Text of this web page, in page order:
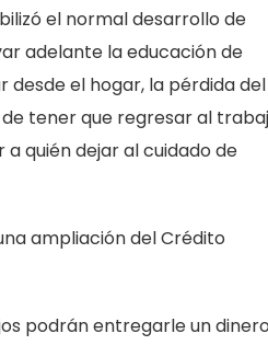
el normal desarrollo de
adelante la educación de
desde el hogar, la pérdida del
tener que regresar al
quién dejar al cuidado de
ampliación del Crédito
podrán entregarle un dinero